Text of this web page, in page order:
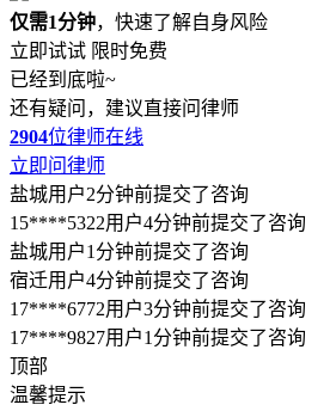
仅需1分钟，快速了解自身风险
立即试试 限时免费
已经到底啦~
还有疑问，建议直接问律师
2904位律师在线
立即问律师
盐城用户2分钟前提交了咨询
15****5322用户4分钟前提交了咨询
盐城用户1分钟前提交了咨询
宿迁用户4分钟前提交了咨询
17****6772用户3分钟前提交了咨询
17****9827用户1分钟前提交了咨询
顶部
温馨提示